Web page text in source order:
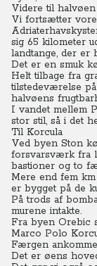
Videre til halvøen
Vi fortsætter
sig 65 kilometer
landtange, der er
Det er en smuk
Helt tilbage fra
tilstedeværelse
halvøens
I vandet mellem
stor stil, så i det
Til Korcula
Ved byen Ston
forsvarsværk fra
bastioner og to
Mere end fem
er bygget på de
På trods af
murene intakte.
Fra byen Orebic
Marco Polo
Færgen
Det er øens